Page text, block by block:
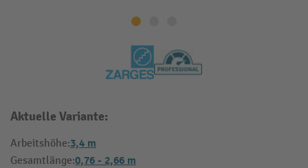
Aktuelle Variante:
Arbeitshöhe:3,4 m
Gesamtlänge:0,76 - 2,66 m